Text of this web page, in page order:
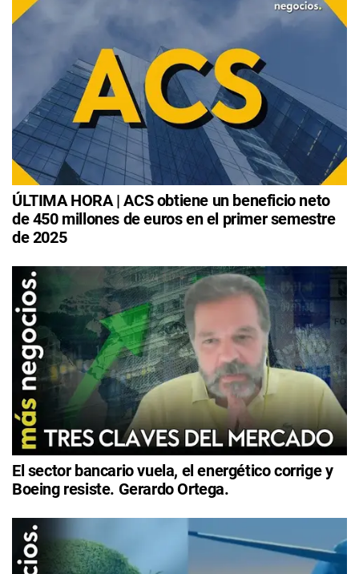
ÚLTIMA HORA | ACS obtiene un beneficio neto
de 450 millones de euros en el primer semestre
de 2025
El sector bancario vuela, el energético corrige y
Boeing resiste. Gerardo Ortega.